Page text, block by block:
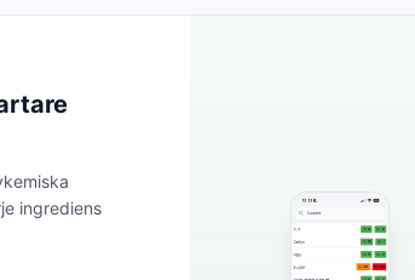
ingrediens